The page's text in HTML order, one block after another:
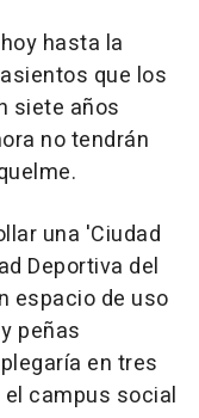
hasta la
que los
siete años
no tendrán
una 'Ciudad
Deportiva del
espacio de uso
peñas
en tres
campus social